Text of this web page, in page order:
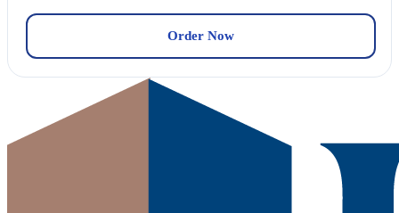
Order Now